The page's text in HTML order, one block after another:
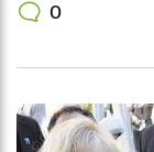
0